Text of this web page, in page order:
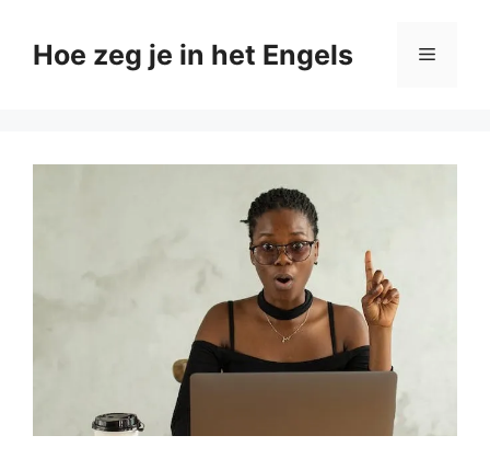
naarHoe zeg je in het Engels Menu